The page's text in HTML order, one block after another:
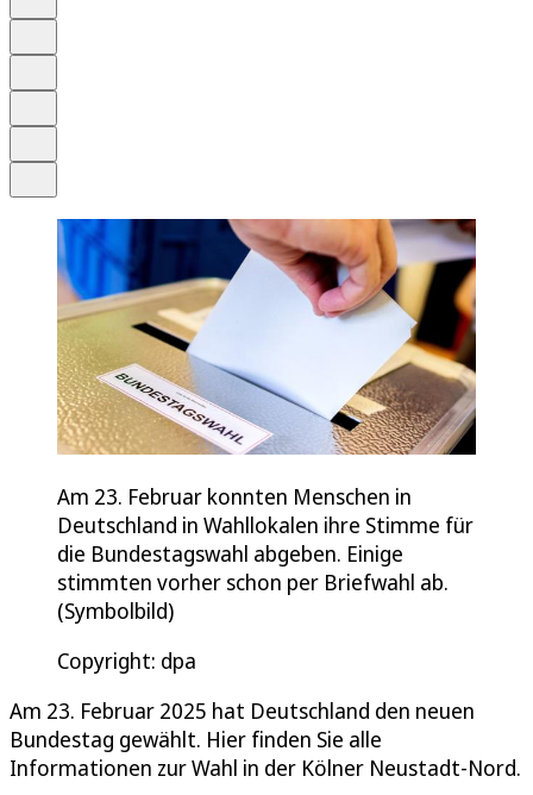
Am 23. Februar konnten Menschen in
Deutschland in Wahllokalen ihre Stimme für
die Bundestagswahl abgeben. Einige
stimmten vorher schon per Briefwahl ab.
(Symbolbild)
Copyright: dpa
Am 23. Februar 2025 hat Deutschland den neuen
Bundestag gewählt. Hier finden Sie alle
Informationen zur Wahl in der Kölner Neustadt-Nord.